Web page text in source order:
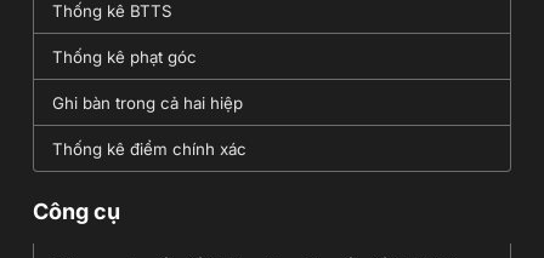
Thống kê BTTS
Thống kê phạt góc
Ghi bàn trong cả hai hiệp
Thống kê điểm chính xác
Công cụ